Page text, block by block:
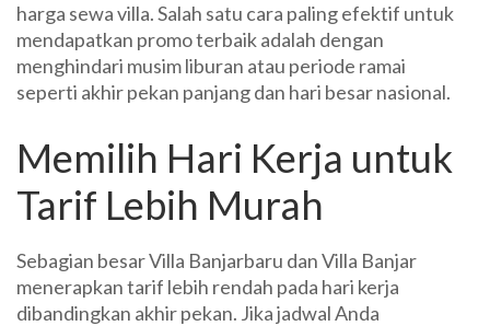
harga sewa villa. Salah satu cara paling efektif untuk
mendapatkan promo terbaik adalah dengan
menghindari musim liburan atau periode ramai
seperti akhir pekan panjang dan hari besar nasional.
Memilih Hari Kerja untuk
Tarif Lebih Murah
Sebagian besar Villa Banjarbaru dan Villa Banjar
menerapkan tarif lebih rendah pada hari kerja
dibandingkan akhir pekan. Jika jadwal Anda